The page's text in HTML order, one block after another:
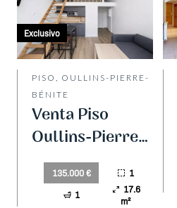
PISO, OULLINS-PIERRE-
BÉNITE
Venta Piso
Oullins-Pierre-
Bénite
135.000 €
1
1
17.6
m²
Exclusivo